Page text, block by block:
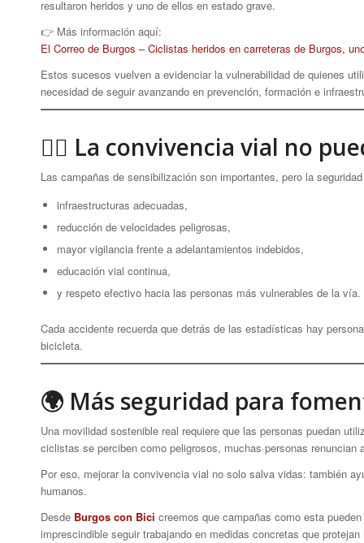
resultaron heridos y uno de ellos en estado grave.
👉 Más información aquí:
El Correo de Burgos – Ciclistas heridos en carreteras de Burgos,
Estos sucesos vuelven a evidenciar la vulnerabilidad de quienes
necesidad de seguir avanzando en prevención, formación e
🚴‍♀️ La convivencia vial no
Las campañas de sensibilización son importantes, pero la
infraestructuras adecuadas,
reducción de velocidades peligrosas,
mayor vigilancia frente a adelantamientos indebidos,
educación vial continua,
y respeto efectivo hacia las personas más vulnerables de la vía.
Cada accidente recuerda que detrás de las estadísticas hay
bicicleta.
🌍 Más seguridad para
Una movilidad sostenible real requiere que las personas puedan
ciclistas se perciben como peligrosos, muchas personas renuncian
Por eso, mejorar la convivencia vial no solo salva vidas: también
humanos.
Desde Burgos con Bici creemos que campañas como esta
imprescindible seguir trabajando en medidas concretas que